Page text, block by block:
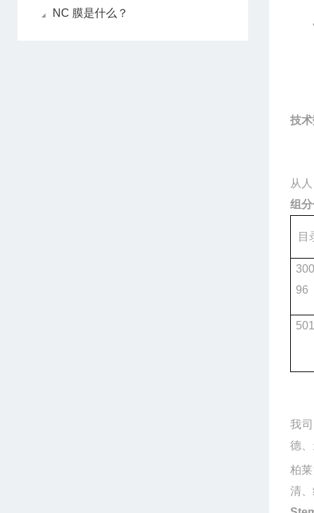
NC 膜是什么？
技
从人
组
目
96
我
德
柏
清